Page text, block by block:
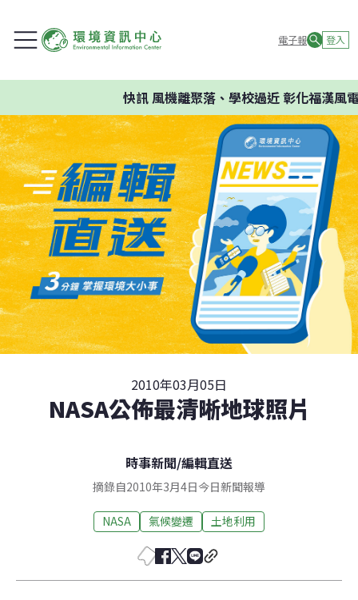
電子報 登入
快訊風機離聚落、學校過近 彰化福漢風電
2010年03月05日
NASA公佈最清晰地球照片
時事新聞/編輯直送
摘錄自2010年3月4日今日新聞報導
NASA 氣候變遷 土地利用